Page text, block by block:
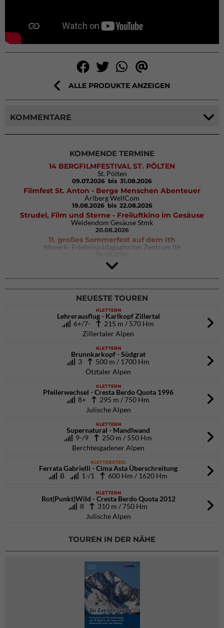
ALLE PRODUKTE ANZEIGEN
KOMMENTARE
KOMMENDE TERMINE
14 BERGFILMFESTIVAL ST. PÖLTEN
St. Pölten
09.07.2026 bis 31.08.2026
Filmfest St. Anton - Berge Menschen Abenteuer
Arlberg WellCom
19.08.2026 bis 22.08.2026
Strudel, Film und Sterne - Freiluftkino im Gesäuse
Weidendom Gesäuse Stmk
20.08.2026
11. großes Sommerfest auf dem Ith
Ithwerk- Erlebnispädagogisches Zentrum Ith
4Blocs KIDS 2026
DAV Kletter- & Boulderzentrum München Süd (Thalkirchen)
26.09.2026
NEUESTE TOUREN
KLETTERN
Lehrerausflug - Karlkopf Zillertal
6+/7-
215 m / 570 Hm
Zillertaler Alpen
KLETTERN
Brunnkarkopf - Südgrat
3
500 m / 1700 Hm
Ötztaler Alpen
KLETTERN
Pfeilerwechsel - Cresta Berdo Quota 1996
8+
295 m / 750 Hm
Julische Alpen
KLETTERN
Supernatural - Mandlwand
9-/9
250 m / 550 Hm
Berchtesgadener Alpen
KLETTERSTEIG
Ferrata Gabrielli - Cima Asta Überschreitung
B
1-/1 600 Hm / 1620 Hm
KLETTERN
Rot(Punkt)Wild - Cresta Berdo Quota 2012
8
310 m / 750 Hm
Julische Alpen
TOUREN IN DER NÄHE